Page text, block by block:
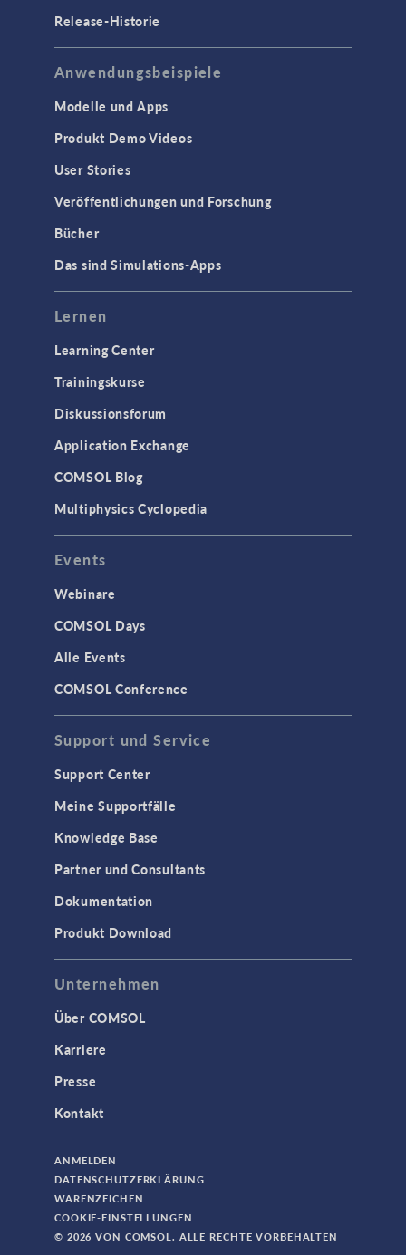
Release-Historie
Anwendungsbeispiele
Modelle und Apps
Produkt Demo Videos
User Stories
Veröffentlichungen und Forschung
Bücher
Das sind Simulations-Apps
Lernen
Learning Center
Trainingskurse
Diskussionsforum
Application Exchange
COMSOL Blog
Multiphysics Cyclopedia
Events
Webinare
COMSOL Days
Alle Events
COMSOL Conference
Support und Service
Support Center
Meine Supportfälle
Knowledge Base
Partner und Consultants
Dokumentation
Produkt Download
Unternehmen
Über COMSOL
Karriere
Presse
Kontakt
ANMELDEN
DATENSCHUTZERKLÄRUNG
WARENZEICHEN
COOKIE-EINSTELLUNGEN
© 2026 VON COMSOL. ALLE RECHTE VORBEHALTEN